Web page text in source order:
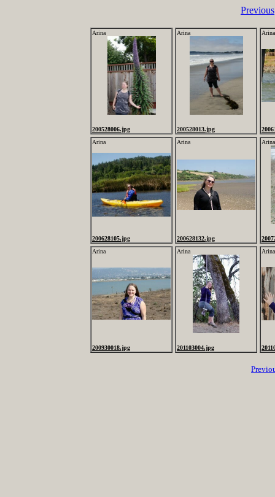
Previous
Arina
200528006.jpg
Arina
200528013.jpg
Arina
Arina
200628105.jpg
Arina
200628132.jpg
Arina
Arina
200930018.jpg
Arina
201103004.jpg
Arina